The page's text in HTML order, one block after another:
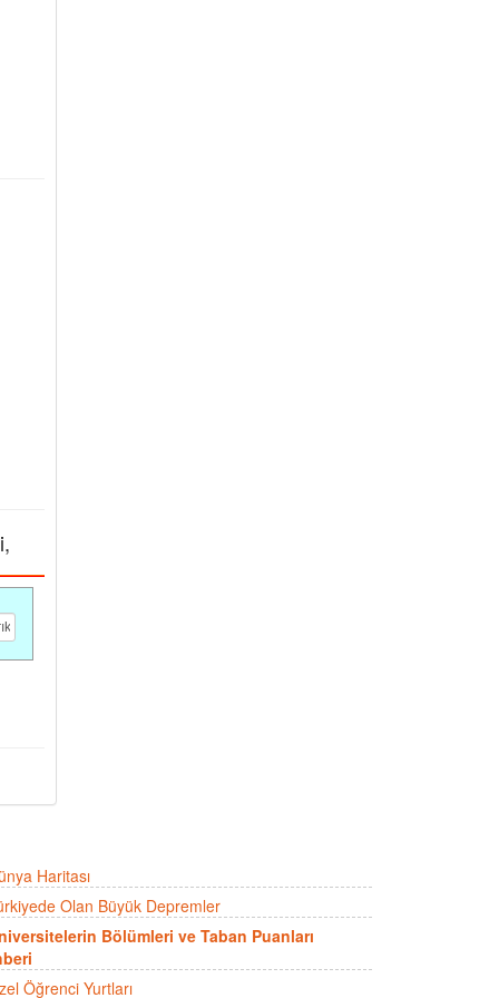
Haritası
Olan Büyük Depremler
Bölümleri ve Taban Puanları
Öğrenci Yurtları